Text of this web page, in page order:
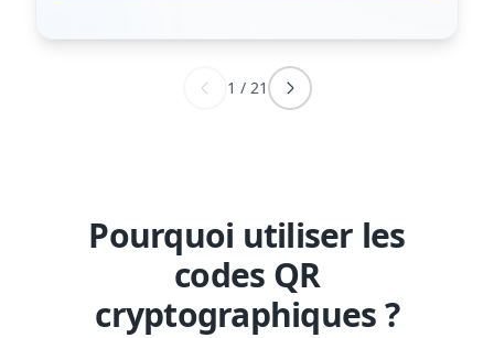
1 / 21
Pourquoi utiliser les
codes QR
cryptographiques ?